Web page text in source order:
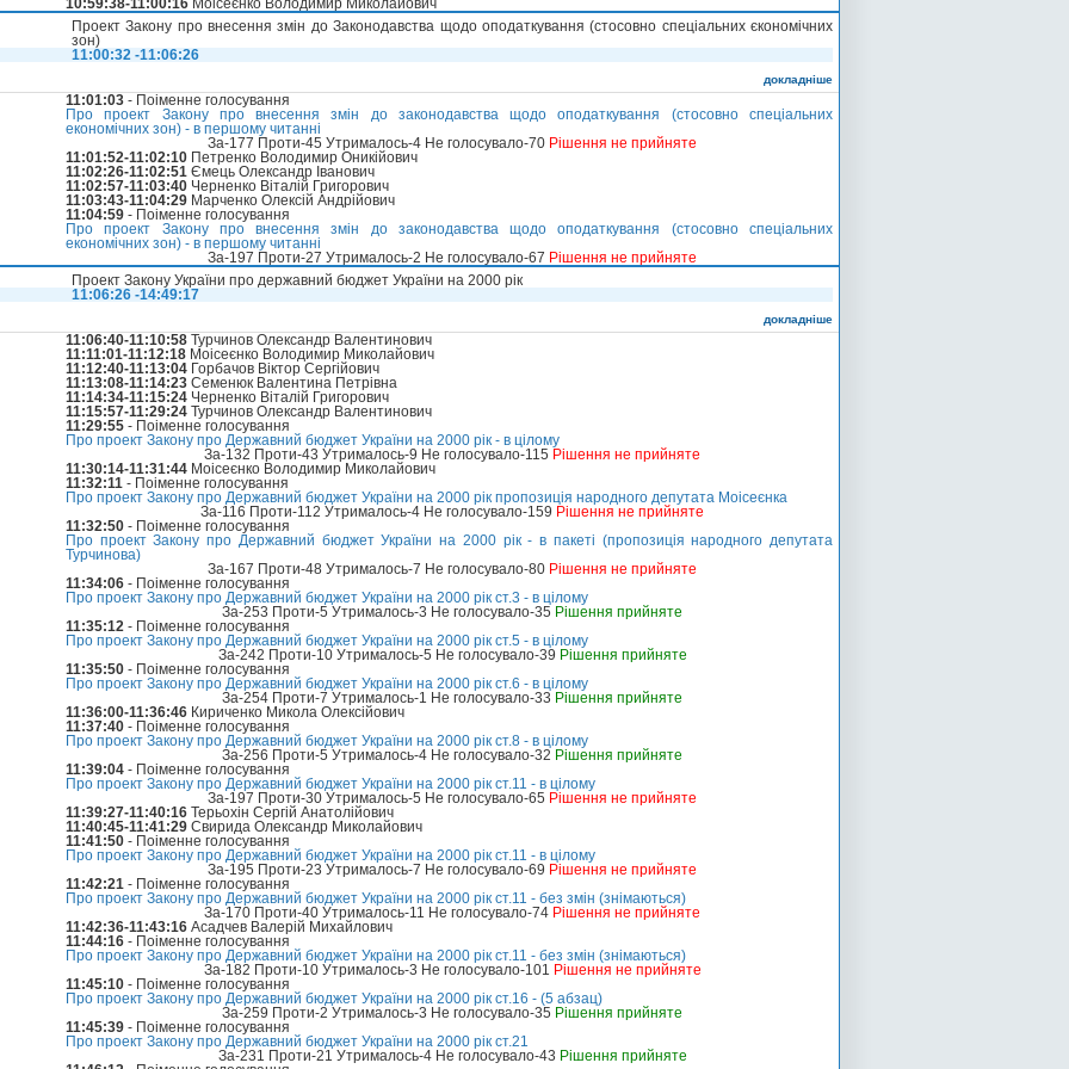
10:59:38-11:00:16 Моісеєнко Володимир Миколайович
Проект Закону про внесення змін до Законодавства щодо оподаткування (стосовно спеціальних єкономічних
зон)
11:00:32 -11:06:26
докладніше
11:01:03 - Поіменне голосування
Про проект Закону про внесення змін до законодавства щодо оподаткування (стосовно спеціальних
економічних зон) - в першому читанні
За-177 Проти-45 Утрималось-4 Не голосувало-70 Рішення не прийняте
11:01:52-11:02:10 Петренко Володимир Оникійович
11:02:26-11:02:51 Ємець Олександр Іванович
11:02:57-11:03:40 Черненко Віталій Григорович
11:03:43-11:04:29 Марченко Олексій Андрійович
11:04:59 - Поіменне голосування
Про проект Закону про внесення змін до законодавства щодо оподаткування (стосовно спеціальних
економічних зон) - в першому читанні
За-197 Проти-27 Утрималось-2 Не голосувало-67 Рішення не прийняте
Проект Закону України про державний бюджет України на 2000 рік
11:06:26 -14:49:17
докладніше
11:06:40-11:10:58 Турчинов Олександр Валентинович
11:11:01-11:12:18 Моісеєнко Володимир Миколайович
11:12:40-11:13:04 Горбачов Віктор Сергійович
11:13:08-11:14:23 Семенюк Валентина Петрівна
11:14:34-11:15:24 Черненко Віталій Григорович
11:15:57-11:29:24 Турчинов Олександр Валентинович
11:29:55 - Поіменне голосування
Про проект Закону про Державний бюджет України на 2000 рік - в цілому
За-132 Проти-43 Утрималось-9 Не голосувало-115 Рішення не прийняте
11:30:14-11:31:44 Моісеєнко Володимир Миколайович
11:32:11 - Поіменне голосування
Про проект Закону про Державний бюджет України на 2000 рік пропозиція народного депутата Моісеєнка
За-116 Проти-112 Утрималось-4 Не голосувало-159 Рішення не прийняте
11:32:50 - Поіменне голосування
Про проект Закону про Державний бюджет України на 2000 рік - в пакеті (пропозиція народного депутата
Турчинова)
За-167 Проти-48 Утрималось-7 Не голосувало-80 Рішення не прийняте
11:34:06 - Поіменне голосування
Про проект Закону про Державний бюджет України на 2000 рік ст.3 - в цілому
За-253 Проти-5 Утрималось-3 Не голосувало-35 Рішення прийняте
11:35:12 - Поіменне голосування
Про проект Закону про Державний бюджет України на 2000 рік ст.5 - в цілому
За-242 Проти-10 Утрималось-5 Не голосувало-39 Рішення прийняте
11:35:50 - Поіменне голосування
Про проект Закону про Державний бюджет України на 2000 рік ст.6 - в цілому
За-254 Проти-7 Утрималось-1 Не голосувало-33 Рішення прийняте
11:36:00-11:36:46 Кириченко Микола Олексійович
11:37:40 - Поіменне голосування
Про проект Закону про Державний бюджет України на 2000 рік ст.8 - в цілому
За-256 Проти-5 Утрималось-4 Не голосувало-32 Рішення прийняте
11:39:04 - Поіменне голосування
Про проект Закону про Державний бюджет України на 2000 рік ст.11 - в цілому
За-197 Проти-30 Утрималось-5 Не голосувало-65 Рішення не прийняте
11:39:27-11:40:16 Терьохін Сергій Анатолійович
11:40:45-11:41:29 Свирида Олександр Миколайович
11:41:50 - Поіменне голосування
Про проект Закону про Державний бюджет України на 2000 рік ст.11 - в цілому
За-195 Проти-23 Утрималось-7 Не голосувало-69 Рішення не прийняте
11:42:21 - Поіменне голосування
Про проект Закону про Державний бюджет України на 2000 рік ст.11 - без змін (знімаються)
За-170 Проти-40 Утрималось-11 Не голосувало-74 Рішення не прийняте
11:42:36-11:43:16 Асадчев Валерій Михайлович
11:44:16 - Поіменне голосування
Про проект Закону про Державний бюджет України на 2000 рік ст.11 - без змін (знімаються)
За-182 Проти-10 Утрималось-3 Не голосувало-101 Рішення не прийняте
11:45:10 - Поіменне голосування
Про проект Закону про Державний бюджет України на 2000 рік ст.16 - (5 абзац)
За-259 Проти-2 Утрималось-3 Не голосувало-35 Рішення прийняте
11:45:39 - Поіменне голосування
Про проект Закону про Державний бюджет України на 2000 рік ст.21
За-231 Проти-21 Утрималось-4 Не голосувало-43 Рішення прийняте